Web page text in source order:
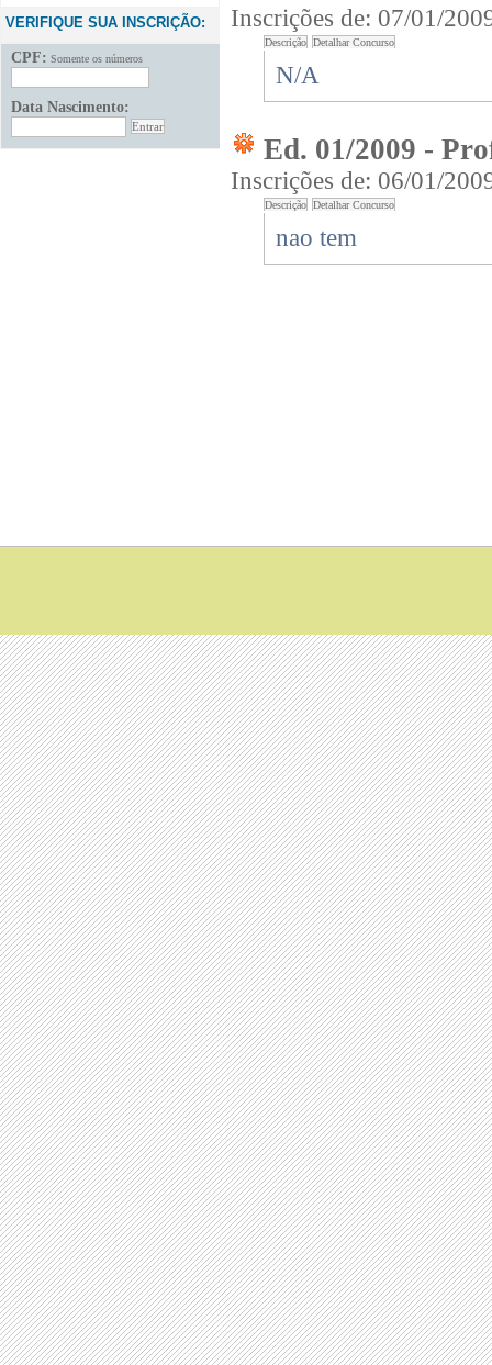
VERIFIQUE SUA INSCRIÇÃO:
CPF: Somente os números
Data Nascimento:
Inscrições de: 07/01/
N/A
Ed. 01/2009 -
Inscrições de: 06/01/
nao tem